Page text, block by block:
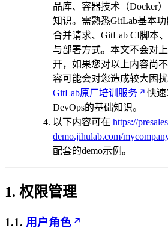
品库、容器技术（Docker
知识。需熟悉GitLab基本功
合并请求、GitLab CI脚本
与部署方式。本文不会对
开，如果您对以上内容尚
容可能会对您造成较大困
GitLab原厂培训服务
快速
DevOps的基础知识。
以下内容可在 https://
demo.jihulab.com/
配套的demo示例。
1. 权限管理
1.1. 用户角色